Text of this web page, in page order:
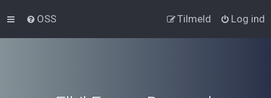
OSS Log ind
Tilmeld